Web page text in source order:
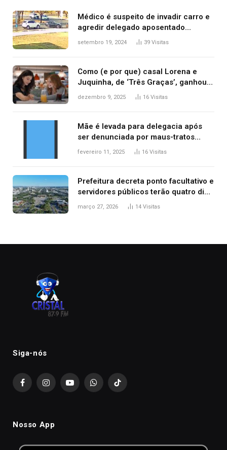
Médico é suspeito de invadir carro e
agredir delegado aposentado
durante confusão no trânsito
setembro 19, 2024 39 Visitas
Como (e por que) casal Lorena e
Juquinha, de ‘Três Graças’, ganhou
repercussão internacional
dezembro 9, 2025 16 Visitas
Mãe é levada para delegacia após
ser denunciada por maus-tratos
contra dois filhos, diz polícia
fevereiro 11, 2025 16 Visitas
Prefeitura decreta ponto facultativo e
servidores públicos terão quatro dias
de folga na Semana Santa
março 27, 2026 14 Visitas
Siga-nós
FacebookInstagramYouTubeWhatsAppTikTok
Nosso App